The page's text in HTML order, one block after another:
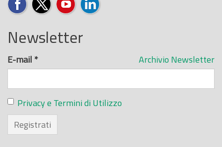
Newsletter
Archivio Newsletter
E-mail *
Privacy e Termini di Utilizzo
Registrati